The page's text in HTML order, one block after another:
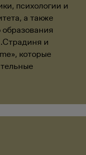
психологии и
а также
и
которые